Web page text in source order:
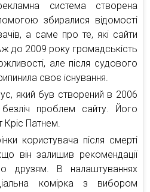
система створена
збиралися відомості
а саме про те, які сайти
до 2009 року громадськість
але після судового
своє існування.
який був створений в 2006
проблем сайту. Його
Кріс Патнем.
користувача після смерті
він залишив рекомендації
друзям. В налаштуваннях
комірка з вибором